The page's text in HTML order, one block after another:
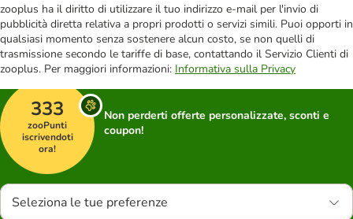
zooplus ha il diritto di utilizzare il tuo indirizzo e-mail per l'invio di
pubblicità diretta relativa a propri prodotti o servizi simili. Puoi opporti in
qualsiasi momento senza sostenere alcun costo, se non quelli di
trasmissione secondo le tariffe di base, contattando il Servizio Clienti di
zooplus. Per maggiori informazioni: Informativa sulla Privacy
333
zooPunti
iscrivendoti
ora!
Non perderti offerte personalizzate, sconti e
coupon!
Seleziona le tue preferenze